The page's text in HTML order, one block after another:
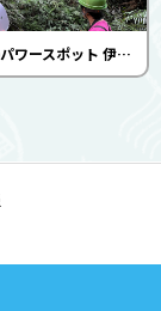
神秘と癒しのパワースポット 伊尾木洞のふしぎ発見（安芸市観光協会）